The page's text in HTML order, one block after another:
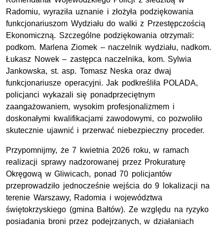
Radomiu, wyraziła uznanie i złożyła podziękowania
funkcjonariuszom Wydziału do walki z Przestępczością
Ekonomiczną. Szczególne podziękowania otrzymali:
podkom. Marlena Ziomek – naczelnik wydziału, nadkom.
Łukasz Nowek – zastępca naczelnika, kom. Sylwia
Jankowska, st. asp. Tomasz Neska oraz dwaj
funkcjonariusze operacyjni. Jak podkreśliła POLADA,
policjanci wykazali się ponadprzeciętnym
zaangażowaniem, wysokim profesjonalizmem i
doskonałymi kwalifikacjami zawodowymi, co pozwoliło
skutecznie ujawnić i przerwać niebezpieczny proceder.
Przypomnijmy, że 7 kwietnia 2026 roku, w ramach
realizacji sprawy nadzorowanej przez Prokuraturę
Okręgową w Gliwicach, ponad 70 policjantów
przeprowadziło jednocześnie wejścia do 9 lokalizacji na
terenie Warszawy, Radomia i województwa
świętokrzyskiego (gmina Bałtów). Ze względu na ryzyko
posiadania broni przez podejrzanych, w działaniach